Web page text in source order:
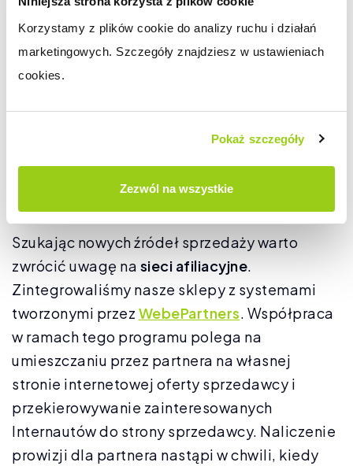
Korzystamy z plików cookie do analizy ruchu i działań
marketingowych. Szczegóły znajdziesz w ustawieniach
cookies.
Pokaż szczegóły
Zezwól na wszystkie
funkcjonalności w sklepowymnewsletterze
Od teraz możesz przygotować indywidualne
oferty dla poszczególnych grup w sklepie,
następnie napisać o tym w
maili w jednej paczce, dzięki czemu rozsyłanie
użytkowników będzie trwało jeszcze szybciej!
Szukając nowych źródeł sprzedaży warto
zwrócić uwagę na sieci afiliacyjne.
Zintegrowaliśmy nasze sklepy z systemami
tworzonymi przez WebePartners. Współpraca
w ramach tego programu polega na
umieszczaniu przez partnera na własnej
stronie internetowej oferty sprzedawcy i
przekierowywanie zainteresowanych
Internautów do strony sprzedawcy. Naliczenie
prowizji dla partnera nastąpi w chwili, kiedy